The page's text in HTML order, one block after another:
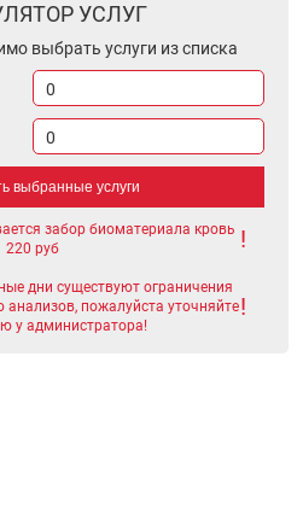
УСЛУГ
выбрать услуги из списка
0
0
выбранные услуги
забор биоматериала кровь
220 руб
дни существуют ограничения
пожалуйста уточняйте
у администратора!